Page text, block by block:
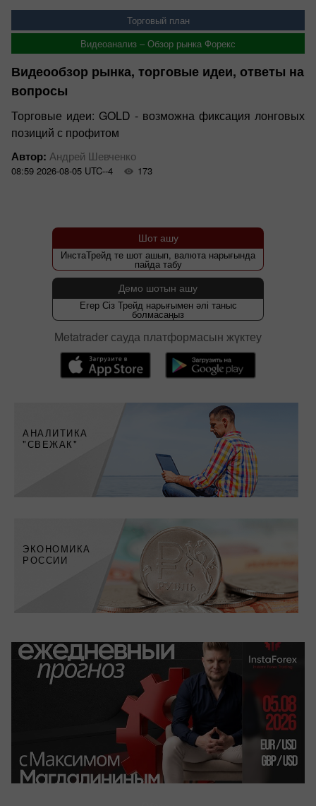
Торговый план
Видеоанализ – Обзор рынка Форекс
Видеообзор рынка, торговые идеи, ответы на
вопросы
Торговые идеи: GOLD - возможна фиксация лонговых
позиций с профитом
Автор: Андрей Шевченко
08:59 2026-08-05 UTC--4 173
Шот ашу
ИнстаТрейд те шот ашып, валюта нарығында
пайда табу
Демо шотын ашу
Егер Сіз Трейд нарығымен әлі таныс
болмасаңыз
Metatrader сауда платформасын жүктеу
АНАЛИТИКА
"СВЕЖАК"
рубль
ЭКОНОМИКА
РОССИИ